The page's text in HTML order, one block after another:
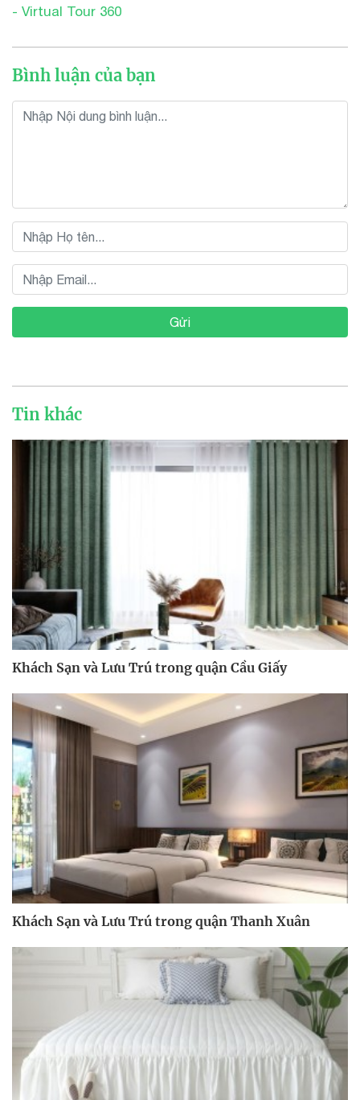
- Virtual Tour 360
Bình luận của bạn
Gửi
Tin khác
Khách Sạn và Lưu Trú trong quận Cầu Giấy
Khách Sạn và Lưu Trú trong quận Thanh Xuân